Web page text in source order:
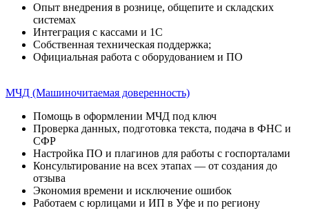
Опыт внедрения в рознице, общепите и складских
системах
Интеграция с кассами и 1С
Собственная техническая поддержка;
Официальная работа с оборудованием и ПО
МЧД (Машиночитаемая доверенность)
Помощь в оформлении МЧД под ключ
Проверка данных, подготовка текста, подача в ФНС и
СФР
Настройка ПО и плагинов для работы с госпорталами
Консультирование на всех этапах — от создания до
отзыва
Экономия времени и исключение ошибок
Работаем с юрлицами и ИП в Уфе и по региону